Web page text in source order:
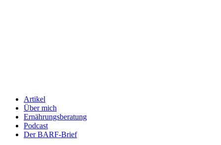
Artikel
Über mich
Ernährungsberatung
Podcast
Der BARF-Brief